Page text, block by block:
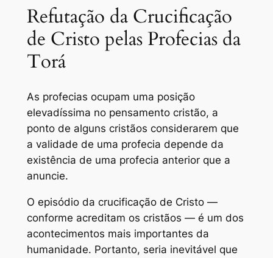
Refutação da Crucificação
de Cristo pelas Profecias da
Torá
As profecias ocupam uma posição
elevadíssima no pensamento cristão, a
ponto de alguns cristãos considerarem que
a validade de uma profecia depende da
existência de uma profecia anterior que a
anuncie.
O episódio da crucificação de Cristo —
conforme acreditam os cristãos — é um dos
acontecimentos mais importantes da
humanidade. Portanto, seria inevitável que